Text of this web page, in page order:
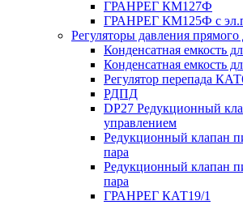
ГРАНРЕГ КМ127Ф
ГРАНРЕГ КМ125Ф с
Регуляторы давления прямого
Конденсатная емкость
Конденсатная емкость
Регулятор перепада
РДПД
DP27 Редукционный
управлением
Редукционный клапан
пара
Редукционный клапан
пара
ГРАНРЕГ КАТ19/1